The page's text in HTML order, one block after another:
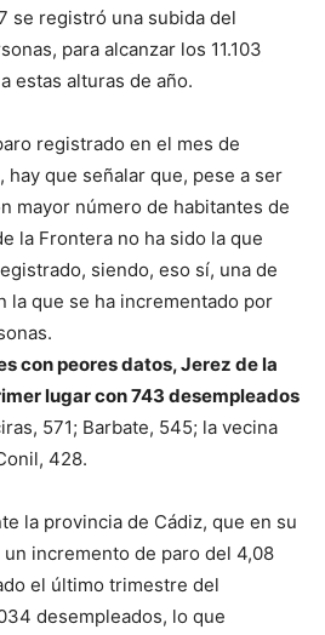
se registró una subida del
para alcanzar los 11.103
estas alturas de año.
registrado en el mes de
hay que señalar que, pese a ser
mayor número de habitantes de
la Frontera no ha sido la que
siendo, eso sí, una de
la que se ha incrementado por
con peores datos, Jerez de la
lugar con 743 desempleados
571; Barbate, 545; la vecina
428.
la provincia de Cádiz, que en su
incremento de paro del 4,08
el último trimestre del
desempleados, lo que